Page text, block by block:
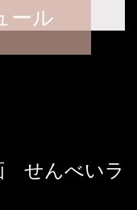
ール
せんべいラ